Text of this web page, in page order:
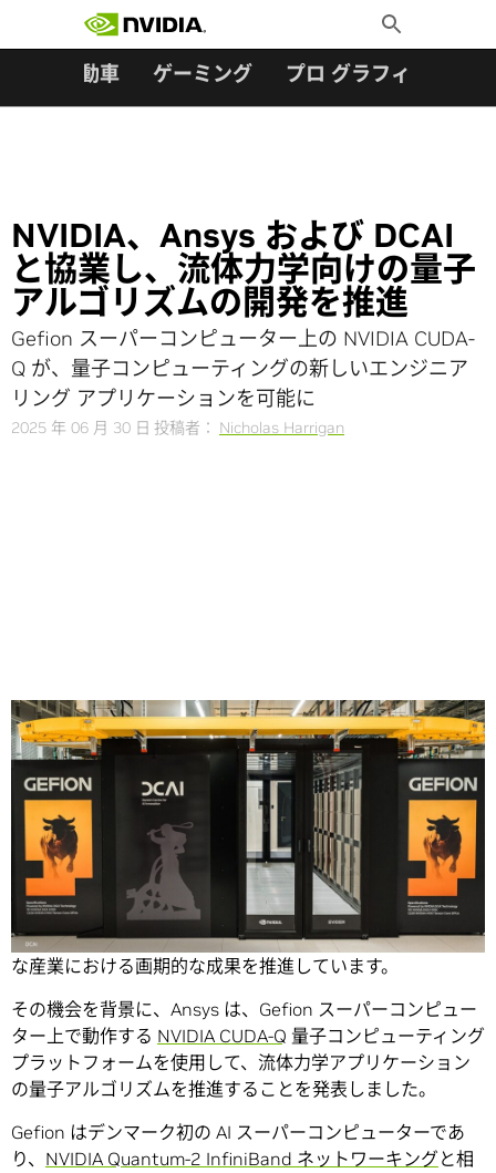
Toggle
Search
自動車 ゲーミング プロ グラフィックス
NVIDIA、Ansys および DCAI
と協業し、流体力学向けの量子
アルゴリズムの開発を推進
Gefion スーパーコンピューター上の NVIDIA CUDA-
Q が、量子コンピューティングの新しいエンジニア
リング アプリケーションを可能に
2025 年 06 月 30 日 投稿者： Nicholas Harrigan
Share
AI スーパーコンピューティングは、新たな量子アプリケー
ションの開発を加速し、航空宇宙、自動車、製造など重要
な産業における画期的な成果を推進しています。
その機会を背景に、Ansys は、Gefion スーパーコンピュー
ター上で動作する NVIDIA CUDA-Q 量子コンピューティング
プラットフォームを使用して、流体力学アプリケーション
の量子アルゴリズムを推進することを発表しました。
Gefion はデンマーク初の AI スーパーコンピューターであ
り、 NVIDIA Quantum-2 InfiniBand ネットワーキング と相